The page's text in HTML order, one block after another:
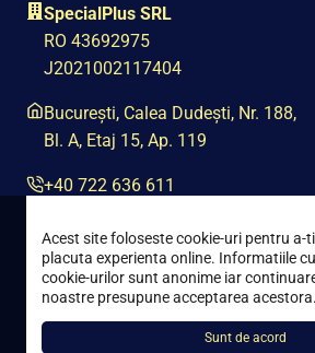
SpecialPlus SRL
RO 43692975
J2021002117404
București, Calea Dudești, Nr. 188,
Bl. A, Etaj 15, Ap. 119
+40 722 636 611
contact@special-plus.ro
Acest site foloseste cookie-uri pentru a-
placuta experienta online. Informatiile
cookie-urilor sunt anonime iar
noastre presupune acceptarea acestora.
Sunt de acord